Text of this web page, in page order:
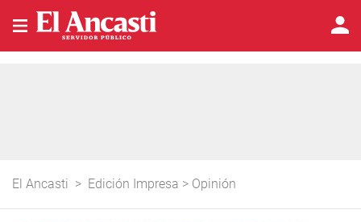
El Ancasti > Edición Impresa > Opinión